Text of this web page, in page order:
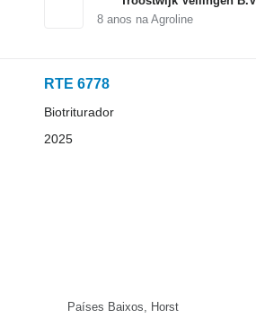
8anos na Agroline
RTE 6778
Biotriturador
2025
Países Baixos, Horst